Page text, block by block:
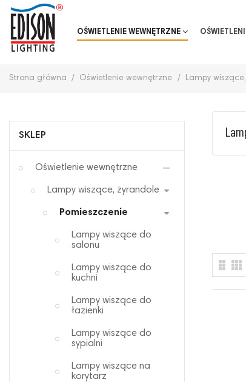
OŚWIETLENIE WEWNĘTRZNE
Strona główna Oświetlenie wewnętrzne Lampy
SKLEP
Oświetlenie wewnętrzne
Lampy wiszące, żyrandole
Pomieszczenie
Lampy wiszące do
salonu
Lampy wiszące do
kuchni
Lampy wiszące do
łazienki
Lampy wiszące do
sypialni
Lampy wiszące na
korytarz